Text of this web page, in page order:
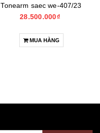
Tonearm saec we-407/23
28.500.000₫
MUA HÀNG